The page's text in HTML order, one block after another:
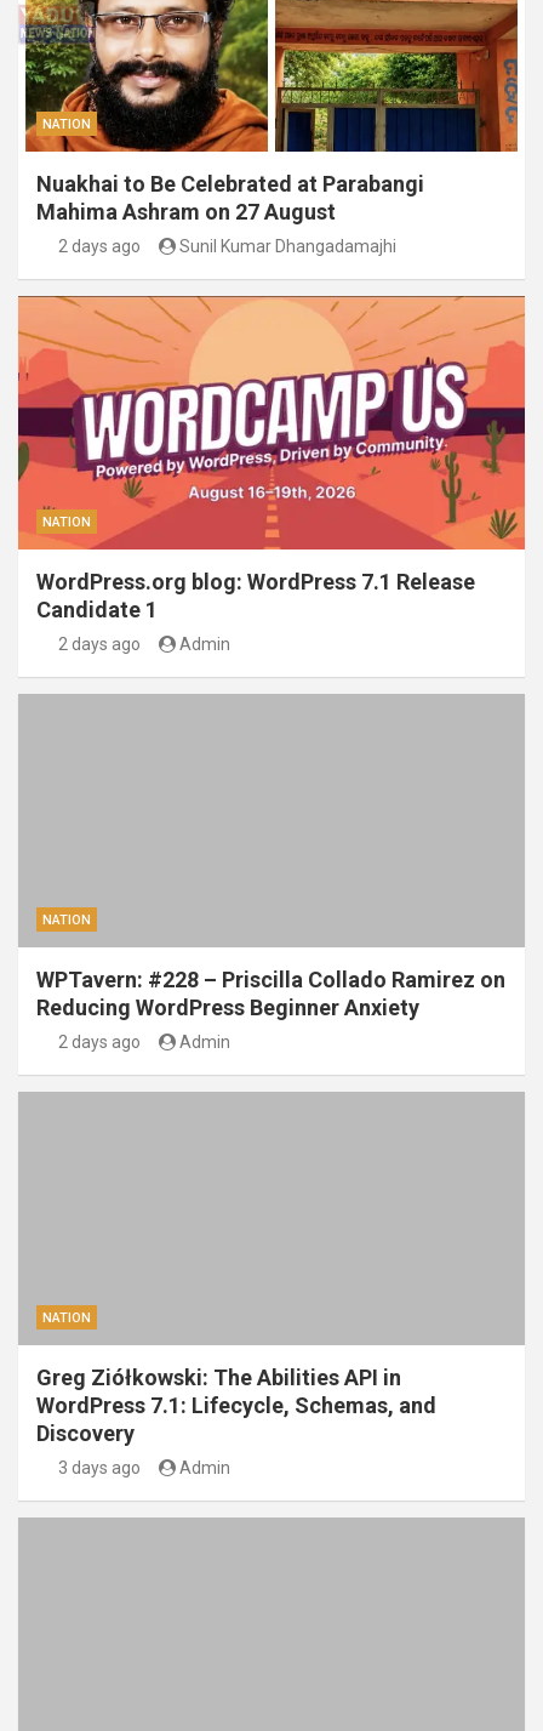
NATION
Nuakhai to Be Celebrated at Parabangi
Mahima Ashram on 27 August
2 days ago Sunil Kumar Dhangadamajhi
NATION
WordPress.org blog: WordPress 7.1 Release
Candidate 1
2 days ago Admin
NATION
WPTavern: #228 – Priscilla Collado Ramirez on
Reducing WordPress Beginner Anxiety
2 days ago Admin
NATION
Greg Ziółkowski: The Abilities API in
WordPress 7.1: Lifecycle, Schemas, and
Discovery
3 days ago Admin